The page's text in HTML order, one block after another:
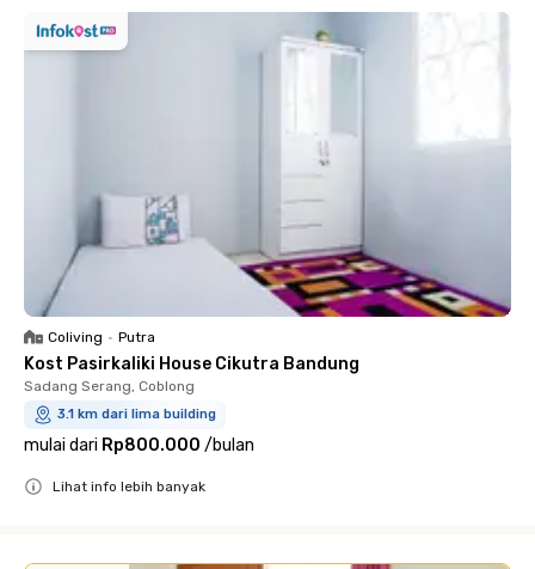
Coliving • Putra
Kost Pasirkaliki House Cikutra Bandung
Sadang Serang, Coblong
3.1 km dari lima building
mulai dari Rp800.000 /bulan
Lihat info lebih banyak